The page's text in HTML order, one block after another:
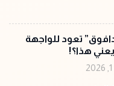
تعود للواجهة
يعني هذا؟!